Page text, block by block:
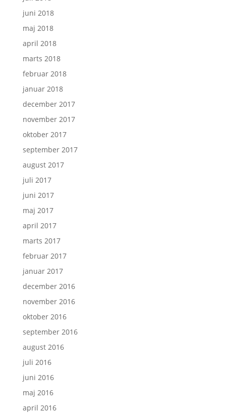
juni 2018
maj 2018
april 2018
marts 2018
februar 2018
januar 2018
december 2017
november 2017
oktober 2017
september 2017
august 2017
juli 2017
juni 2017
maj 2017
april 2017
marts 2017
februar 2017
januar 2017
december 2016
november 2016
oktober 2016
september 2016
august 2016
juli 2016
juni 2016
maj 2016
april 2016